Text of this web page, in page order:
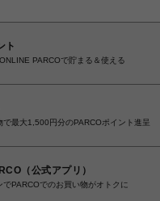
ト
PARCOで貯まる＆使える
で最大1,500円分のPARCOポイント進呈
（公式アプリ）
でPARCOでのお買い物がオトクに